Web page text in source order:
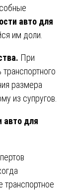
авто для
им доли.
При
размера
из супругов.
авто для
транспортное